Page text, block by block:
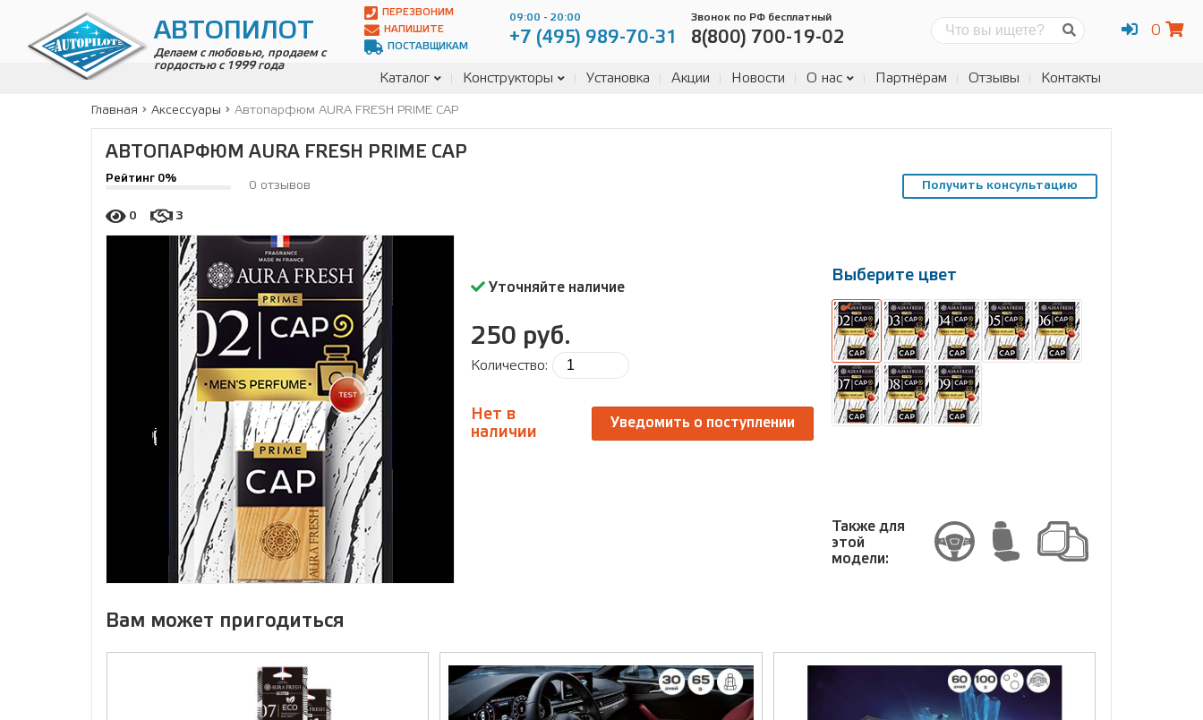
АВТОПИЛОТ
Делаем с любовью, продаем с
гордостью с 1999 года
ПЕРЕЗВОНИМ
НАПИШИТЕ
ПОСТАВЩИКАМ
09:00 - 20:00
+7 (495) 989-70-31
Звонок по РФ бесплатный
8(800) 700-19-02 0
Каталог Конструкторы Установка Акции Новости О нас Партнёрам Отзывы Контакты
Главная Аксессуары Автопарфюм AURA FRESH PRIME CAP
АВТОПАРФЮМ AURA FRESH PRIME CAP
Рейтинг 0%
0 отзывов Получить консультацию
0 3
Уточняйте наличие
250 руб.
Количество:
Нет в
наличии
Уведомить о поступлении
Выберите цвет
Выберите
размер
Размер
Также для
этой
модели:
Вам может пригодиться
Адрес:
Чагинская